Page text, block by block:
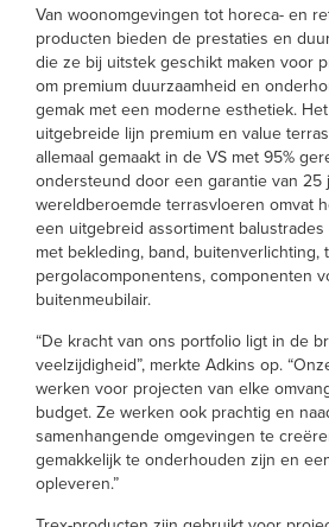
Van woonomgevingen tot horeca- en
producten bieden de prestaties en
die ze bij uitstek geschikt maken voor
om premium duurzaamheid en
gemak met een moderne esthetiek.
uitgebreide lijn premium en value
allemaal gemaakt in de VS met 95%
ondersteund door een garantie van 25
wereldberoemde terrasvloeren omvat
een uitgebreid assortiment
met bekleding, band, buitenverlichting,
pergolacomponentens, componenten
buitenmeubilair.
“De kracht van ons portfolio ligt in de
veelzijdigheid”, merkte Adkins op.
werken voor projecten van elke
budget. Ze werken ook prachtig en
samenhangende omgevingen te
gemakkelijk te onderhouden zijn en
opleveren.”